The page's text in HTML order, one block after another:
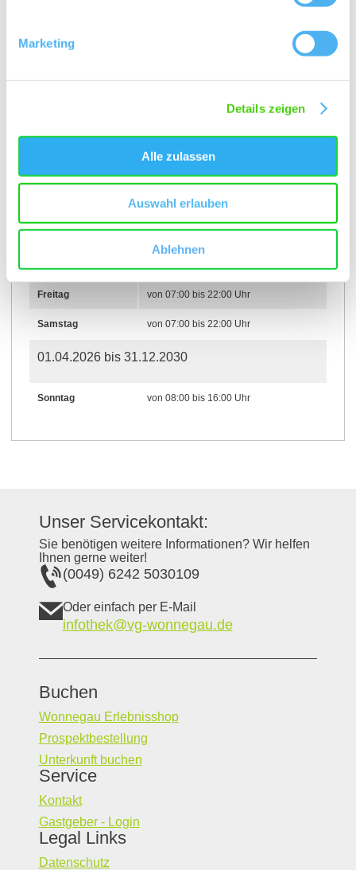
Marketing
Details zeigen
Alle zulassen
Auswahl erlauben
Ablehnen
01.04.2023 bis 31.12.2030
Montag von 07:00 bis 22:00 Uhr
von 07:00 bis 22:00 Uhr
Donnerstag von 07:00 bis 22:00 Uhr
Freitag von 07:00 bis 22:00 Uhr
Samstag von 07:00 bis 22:00 Uhr
01.04.2026 bis 31.12.2030
Sonntag von 08:00 bis 16:00 Uhr
Unser Servicekontakt:
Sie benötigen weitere Informationen? Wir helfen
Ihnen gerne weiter!
(0049) 6242 5030109
Oder einfach per E-Mail
infothek@vg-wonnegau.de
Buchen
Wonnegau Erlebnisshop
Prospektbestellung
Unterkunft buchen
Service
Kontakt
Gastgeber - Login
Legal Links
Datenschutz